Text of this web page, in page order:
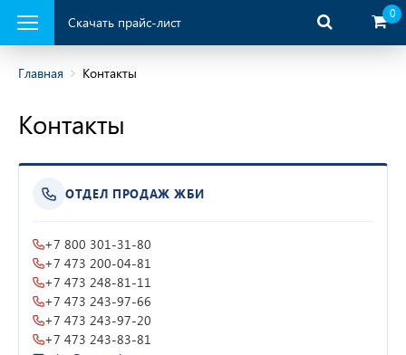
продукция
Скачать прайс-лист
0
Главная Контакты
Контакты
ОТДЕЛ ПРОДАЖ ЖБИ
+7 800 301-31-80
+7 473 200-04-81
+7 473 248-81-11
+7 473 243-97-66
+7 473 243-97-20
+7 473 243-83-81